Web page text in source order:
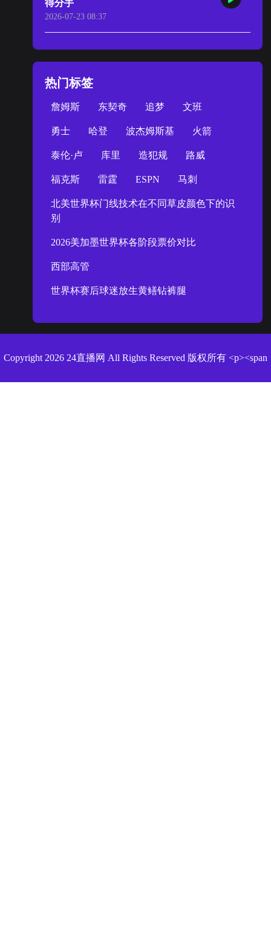
得分手
2026-07-23 08:37
热门标签
詹姆斯 东契奇 追梦 文班
勇士 哈登 波杰姆斯基 火箭
泰伦·卢 库里 造犯规 路威
福克斯 雷霆 ESPN 马刺
北美世界杯门线技术在不同草皮颜色下的识
别
2026美加墨世界杯各阶段票价对比
西部高管
世界杯赛后球迷放生黄鳝钻裤腿
Copyright 2026 24直播网 All Rights Reserved 版权所有 <p><span